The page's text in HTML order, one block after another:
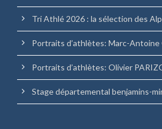
Tri Athlé 2026 : la sélection des
Portraits d’athlètes: Marc-Antoine
Portraits d’athlètes: Olivier
Stage départemental benjamins-